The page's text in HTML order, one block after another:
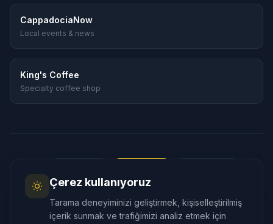
CappadociaNow
Local events & news
King's Coffee
Specialty coffee shop
🇰🇷 한국어 🇯🇵 日本語
🇲🇾 Bahasa Melayu
Çerez kullanıyoruz
Tarama deneyiminizi geliştirmek, kişiselleştirilmiş
içerik sunmak ve trafiğimizi analiz etmek için